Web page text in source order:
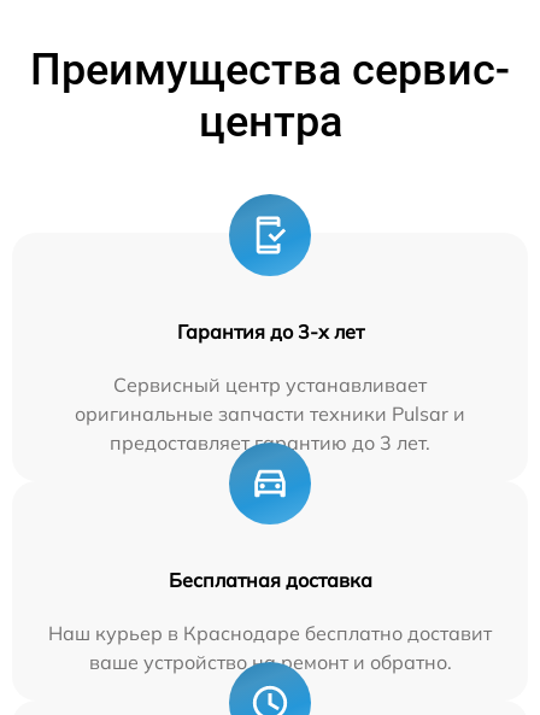
Преимущества сервис-
центра
Гарантия до 3-х лет
Сервисный центр устанавливает
оригинальные запчасти техники Pulsar и
предоставляет гарантию до 3 лет.
Бесплатная доставка
Наш курьер в Краснодаре бесплатно доставит
ваше устройство на ремонт и обратно.